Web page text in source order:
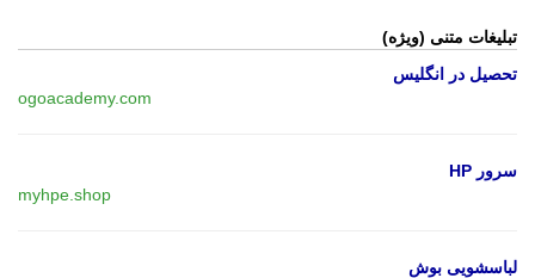
تبلیغات متنی (ویژه)
تحصیل در انگلیس
ogoacademy.com
سرور HP
myhpe.shop
لباسشویی بوش